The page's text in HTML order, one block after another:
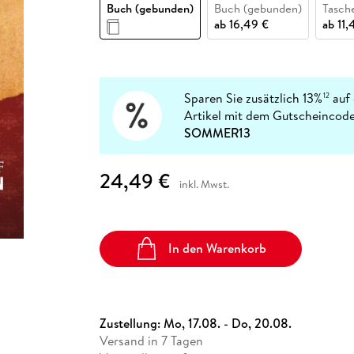
Fremdsprachige Bücher
Taschenbücher
Lernhilfen
Science Fiction
Fremdsprachige Bücher
Hörbuch Downloads im Bundle
Buch (gebunden)
Buch (gebunden)
ab16,49 €
ab
Sparen Sie zusätzlich 13%12 auf
Artikel mit dem
SOMMER13
24,49 € inkl. Mwst.
In den Warenkorb
Zustellung:Mo, 17.08. - Do, 20.08.
Versand in 7 Tagen